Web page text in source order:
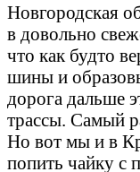
Новгородская
в довольно
что как будто
шины и
дорога дальше
трассы. Самый
Но вот мы и в
попить чайку с